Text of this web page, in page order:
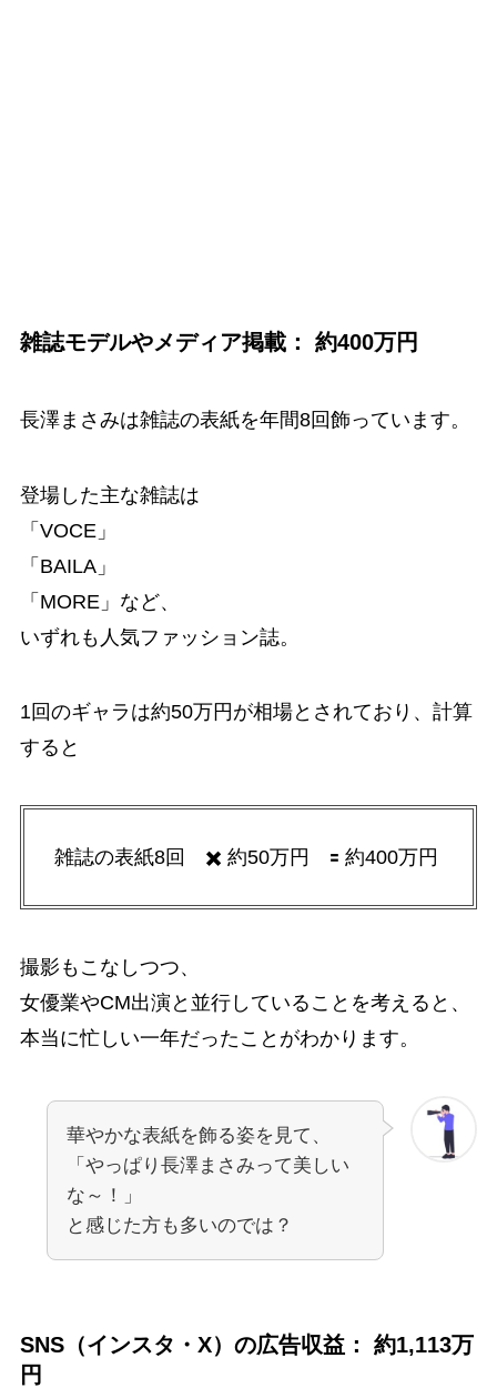
雑誌モデルやメディア掲載： 約400万円
長澤まさみは雑誌の表紙を年間8回飾っています。
登場した主な雑誌は
「VOCE」
「BAILA」
「MORE」など、
いずれも人気ファッション誌。
1回のギャラは約50万円が相場とされており、計算
すると
雑誌の表紙8回 ✖️ 約50万円 🟰 約400万円
撮影もこなしつつ、
女優業やCM出演と並行していることを考えると、
本当に忙しい一年だったことがわかります。
華やかな表紙を飾る姿を見て、
「やっぱり長澤まさみって美しい
な～！」
と感じた方も多いのでは？
SNS（インスタ・X）の広告収益： 約1,113万
円